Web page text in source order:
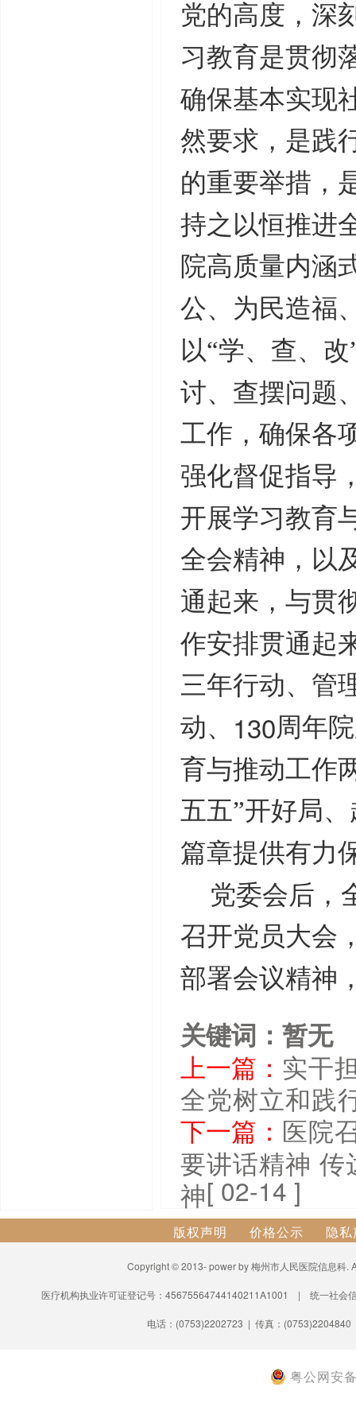
党的高度，深
习教育是贯彻
确保基本实现
然要求，是践
的重要举措，
持之以恒推进
院高质量内涵
公、为民造福
以“学、查、
讨、查摆问题
工作，确保各
强化督促指导
开展学习教育
全会精神，以
通起来，与贯
作安排贯通起
三年行动、管
动、 130周年
育与推动工作
五五”开好局
篇章提供有力
党委会后，
召开党员大会
部署会议精神
关键词：暂无
上一篇： 实干
全党树立和践
下一篇： 医院
要讲话精神 传
神[ 02-14 ]
版权声明 价格公示 隐
Copyright © 2013- power by 梅州市人民医院信息科
医疗机构执业许可证登记号：45675564744140211A1001 | 统一社会
电话：(0753)2202723 | 传真：
粤公网安